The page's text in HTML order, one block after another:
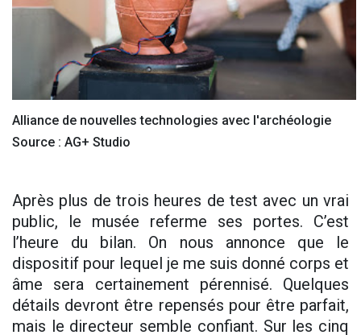
Alliance de nouvelles technologies avec l'archéologie
Source : AG+ Studio
Après plus de trois heures de test avec un vrai
public, le musée referme ses portes. C’est
l’heure du bilan. On nous annonce que le
dispositif pour lequel je me suis donné corps et
âme sera certainement pérennisé. Quelques
détails devront être repensés pour être parfait,
mais le directeur semble confiant. Sur les cinq